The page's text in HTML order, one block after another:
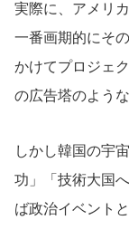
実際に、アメリ
一番画期的にそ
かけてプロジェ
の広告塔のよう
しかし韓国の宇
功」「技術大国
ば政治イベント